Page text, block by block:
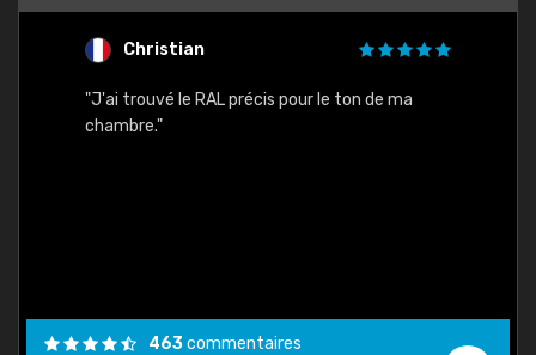
Christian
"J'ai trouvé le RAL précis pour le ton de ma
chambre."
463commentaires